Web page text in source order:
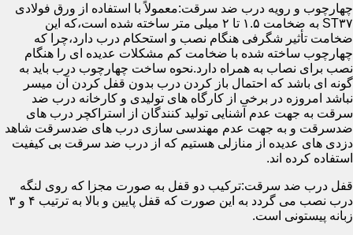
چهارچوب و رویه درب ضد سرقت:معمولاً با استفاده از ورق فولادی
ST۳۷ به ضخامت ۱.۵ تا ۲ میلی متر ساخته شده است،که این
ضخامت تأثیر شگرفی هنگام نصب و استحکام درب دارد،چرا که
چهارچوب ساخته شده با ضخامت کم مشکلات عدیده ای را هنگام
نصب برای نصاب به همراه دارد.نحوه ساخت چهارچوب درب باید به
گونه ای باشد که احتمال باز کردن درب بدون قفل کردن آن میسر
نباشد امروزه در برخی از کارگاه های تولیدی و کارخانه درب ضد
سرقت به جهت عدم آشنایی تولید کنندگان از استراکچر درب های
ضدسرقت و به جهت عدم مهندسی سازی درب های ضدسرقت شاهد
دزدی های عدیده از منازلی هستیم که از درب ضد سرقت بی کیفیت
استفاده کرده اند.
قفل درب ضد سرقت:ترکیب دو قفل به صورت مجزا که روی لنگه
درب نصب می گردد به این صورت که قفل پایین و بالا به ترتیب ۴ و ۳
زبانه پیستونی است.